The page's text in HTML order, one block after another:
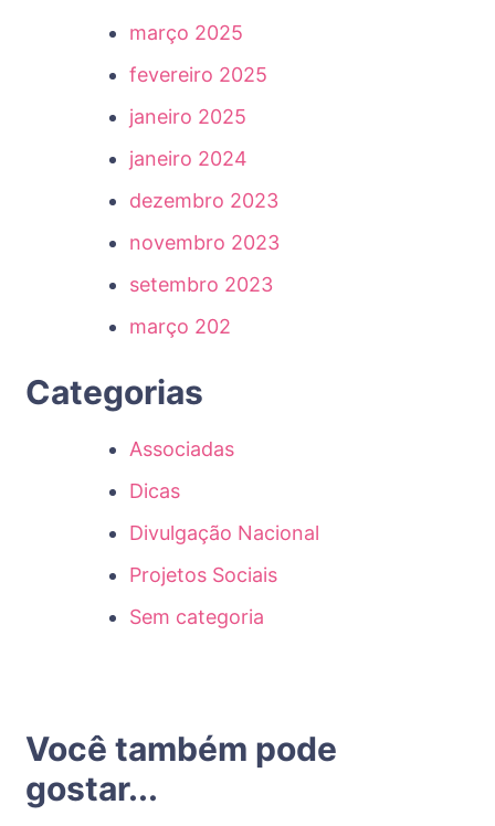
março 2025
fevereiro 2025
janeiro 2025
janeiro 2024
dezembro 2023
novembro 2023
setembro 2023
março 202
Categorias
Associadas
Dicas
Divulgação Nacional
Projetos Sociais
Sem categoria
Você também pode
gostar...